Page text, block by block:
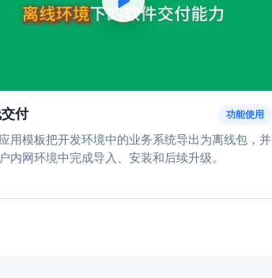
付 功能使用
用模板把开发环境中的业务系统导出为离线包，并
内网环境中完成导入、安装和后续升级。